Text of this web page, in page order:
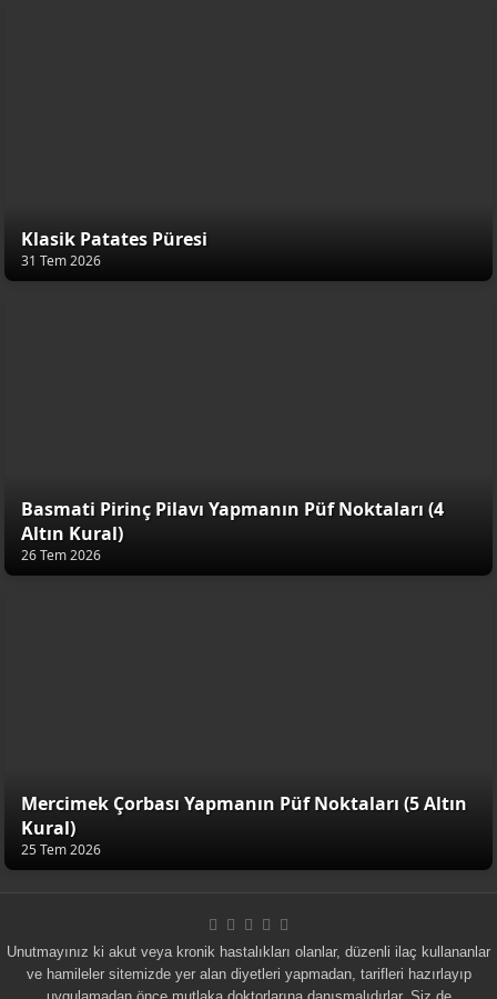
Klasik Patates Püresi
31 Tem 2026
Basmati Pirinç Pilavı Yapmanın Püf Noktaları (4
Altın Kural)
26 Tem 2026
Mercimek Çorbası Yapmanın Püf Noktaları (5 Altın
Kural)
25 Tem 2026
Unutmayınız ki akut veya kronik hastalıkları olanlar, düzenli ilaç kullananlar
ve hamileler sitemizde yer alan diyetleri yapmadan, tarifleri hazırlayıp